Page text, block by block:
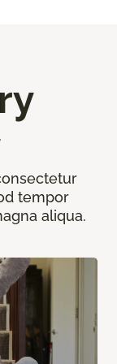
tempor
aliqua.